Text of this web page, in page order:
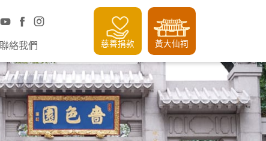
聯絡我們 慈善捐款 黃大仙祠